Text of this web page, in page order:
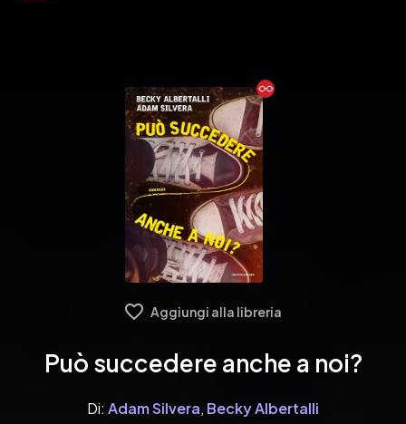
Ebook
Aggiungi alla libreria
Può succedere anche a noi?
Di: Adam Silvera, Becky Albertalli